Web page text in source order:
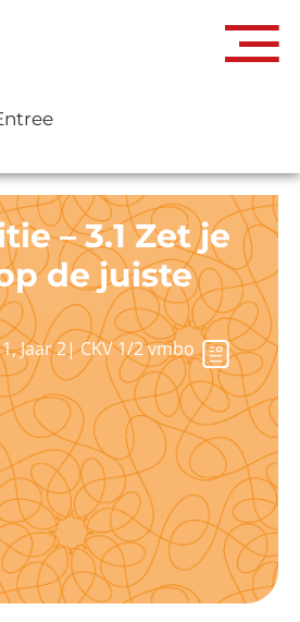
– 3.1 Zet je
de juiste
,Jaar 2|CKV 1/2 vmbo